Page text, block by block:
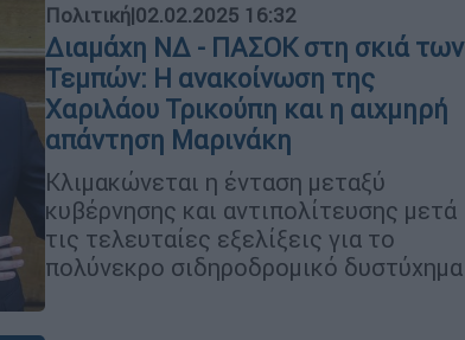
Πολιτική|02.02.2025 16:32
Διαμάχη ΝΔ - ΠΑΣΟΚ στη σκιά των
Τεμπών: Η ανακοίνωση της
Χαριλάου Τρικούπη και η αιχμηρή
απάντηση Μαρινάκη
Κλιμακώνεται η ένταση μεταξύ
κυβέρνησης και αντιπολίτευσης μετά
τις τελευταίες εξελίξεις για το
πολύνεκρο σιδηροδρομικό δυστύχημα